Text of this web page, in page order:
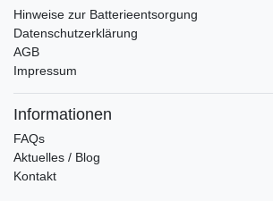
Hinweise zur Batterieentsorgung
Datenschutzerklärung
AGB
Impressum
Informationen
FAQs
Aktuelles / Blog
Kontakt